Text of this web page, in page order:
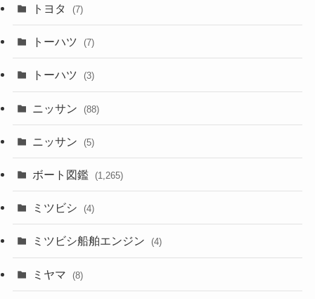
トヨタ (7)
トーハツ (7)
トーハツ (3)
ニッサン (88)
ニッサン (5)
ボート図鑑 (1,265)
ミツビシ (4)
ミツビシ船舶エンジン (4)
ミヤマ (8)